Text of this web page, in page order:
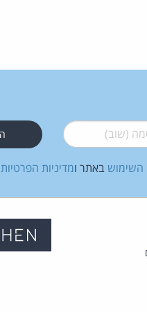
(שוב)*
השימוש באתר ומדיניות הפרטיות